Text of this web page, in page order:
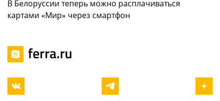
В Белоруссии теперь можно расплачиваться
картами «Мир» через смартфон